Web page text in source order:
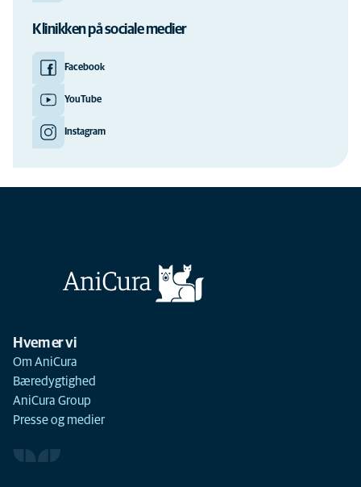
Klinikken på sociale medier
Facebook
YouTube
Instagram
Hvem er vi
Om AniCura
Bæredygtighed
AniCura Group
Presse og medier